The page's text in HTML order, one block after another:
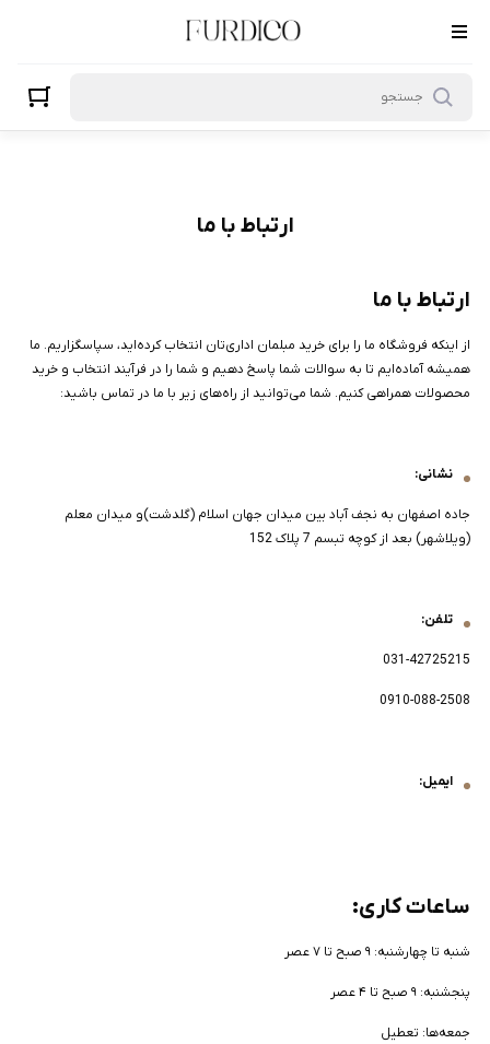
ارتباط با ما
ارتباط با ما
از اینکه فروشگاه ما را برای خرید مبلمان اداری‌تان انتخاب کرده‌اید، سپاسگزاریم. ما
همیشه آماده‌ایم تا به سوالات شما پاسخ دهیم و شما را در فرآیند انتخاب و خرید
محصولات همراهی کنیم. شما می‌توانید از راه‌های زیر با ما در تماس باشید:
نشانی:
جاده اصفهان به نجف آباد بین میدان جهان اسلام (گلدشت)و میدان معلم
(ویلاشهر) بعد از کوچه تبسم 7 پلاک 152
تلفن:
031-42725215
0910-088-2508
ایمیل:
ساعات کاری:
شنبه تا چهارشنبه: ۹ صبح تا ۷ عصر
پنجشنبه: ۹ صبح تا ۴ عصر
جمعه‌ها: تعطیل